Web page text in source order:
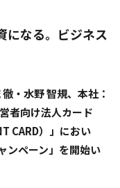
になる。ビジネス
・水野 智規、本社：
者向け法人カード
CARD）」におい
ンペーン」を開始い